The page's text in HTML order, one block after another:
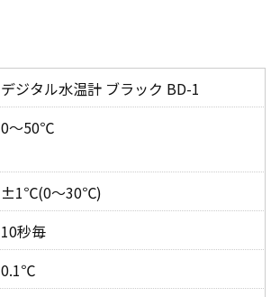
デジタル水温計 ブラック BD-1
0〜50℃
±1℃(0〜30℃)
10秒毎
0.1℃